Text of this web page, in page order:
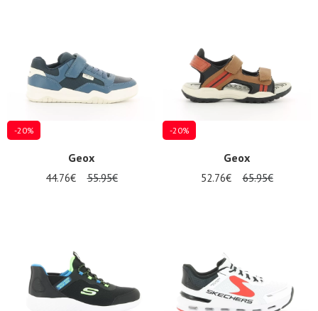
-20%
Geox
44.76€ 55.95€
-20%
Geox
52.76€ 65.95€